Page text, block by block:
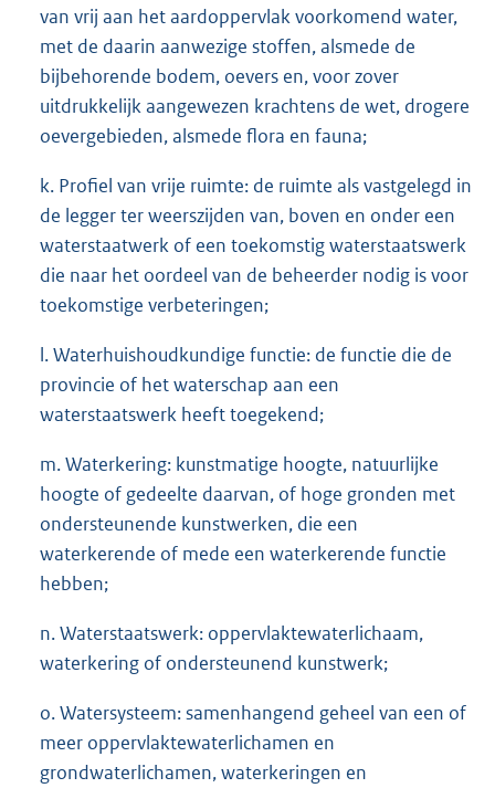
van vrij aan het aardoppervlak voorkomend water,
met de daarin aanwezige stoffen, alsmede de
bijbehorende bodem, oevers en, voor zover
uitdrukkelijk aangewezen krachtens de wet, drogere
oevergebieden, alsmede flora en fauna;
k. Profiel van vrije ruimte: de ruimte als vastgelegd in
de legger ter weerszijden van, boven en onder een
waterstaatwerk of een toekomstig waterstaatswerk
die naar het oordeel van de beheerder nodig is voor
toekomstige verbeteringen;
l. Waterhuishoudkundige functie: de functie die de
provincie of het waterschap aan een
waterstaatswerk heeft toegekend;
m. Waterkering: kunstmatige hoogte, natuurlijke
hoogte of gedeelte daarvan, of hoge gronden met
ondersteunende kunstwerken, die een
waterkerende of mede een waterkerende functie
hebben;
n. Waterstaatswerk: oppervlaktewaterlichaam,
waterkering of ondersteunend kunstwerk;
o. Watersysteem: samenhangend geheel van een of
meer oppervlaktewaterlichamen en
grondwaterlichamen, waterkeringen en